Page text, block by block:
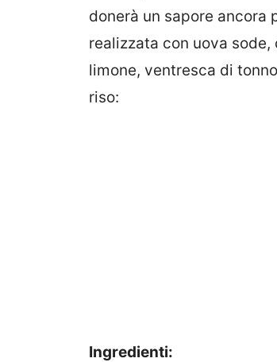
donerà un sapore ancora
realizzata con uova
limone, ventresca di
riso:
Ingredienti: